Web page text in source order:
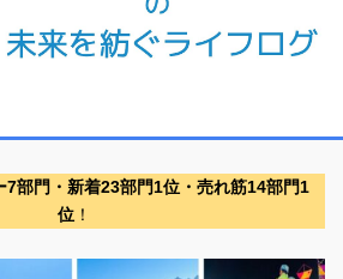
部門・新着23部門1位・売れ筋14部門1
位 ！